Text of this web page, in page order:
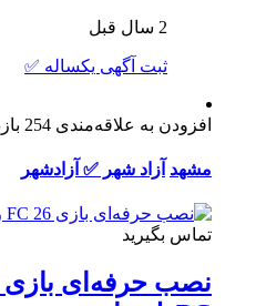
2 سال قبل
ثبت آگهی یکساله ✅
افزودن به علاقه‌مندی 254 بازدید
مشهد آزاد شهر ✅ آزادشهر
تماس بگیرید